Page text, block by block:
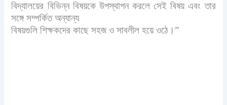
বিদ্যালয়ের বিভিন্ন বিষয়কে উপস্থাপন করলে সেই বিষয় এবং তার
সঙ্গে সম্পর্কিত অন্যান্য
বিষয়গুলি শিক্ষকদের কাছে সহজ ও সাবলীল হয়ে ওঠে।”